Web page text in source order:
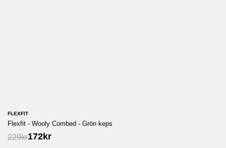
FLEXFIT
Flexfit - Wooly Combed - Grön keps
229kr172kr